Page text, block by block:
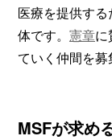
医療を提供す
体です。 憲章に
ていく仲間を募
MSFが求め